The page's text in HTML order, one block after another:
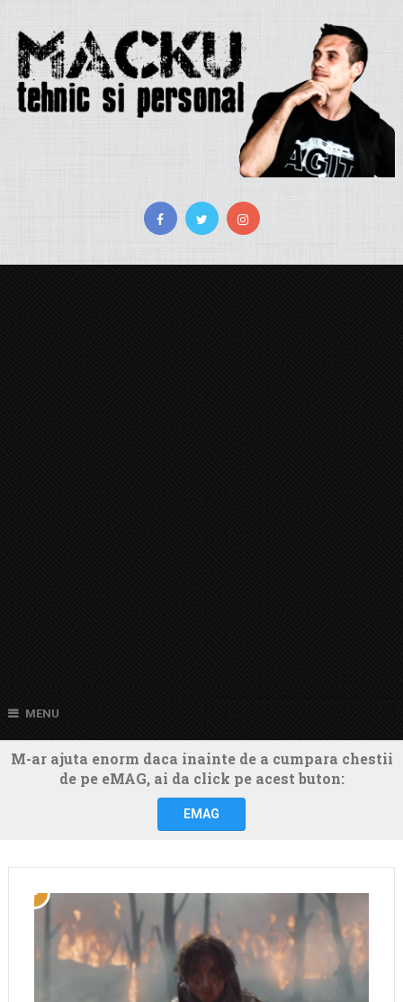
MENU
M-ar ajuta enorm daca inainte de a cumpara chestii
de pe eMAG, ai da click pe acest buton:
EMAG